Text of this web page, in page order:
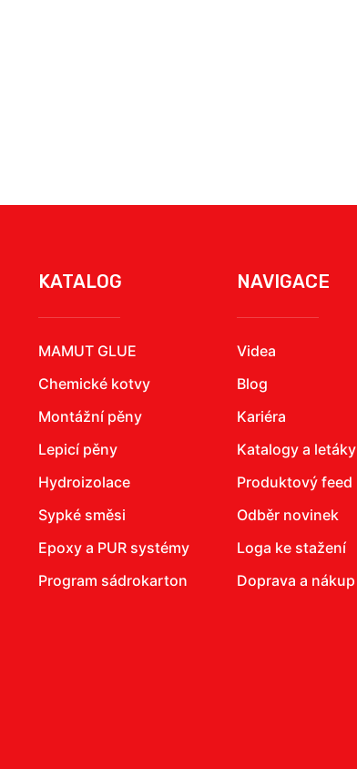
KATALOG
MAMUT GLUE
Chemické kotvy
Montážní pěny
Lepicí pěny
Hydroizolace
Sypké směsi
Epoxy a PUR systémy
Program sádrokarton
NAVIGACE
Videa
Blog
Kariéra
Katalogy a letáky
Produktový feed
Odběr novinek
Loga ke stažení
Doprava a nákup